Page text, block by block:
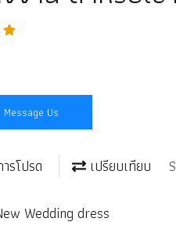
Message Us
รโปรด เปรียบเทียบ
Wedding dress